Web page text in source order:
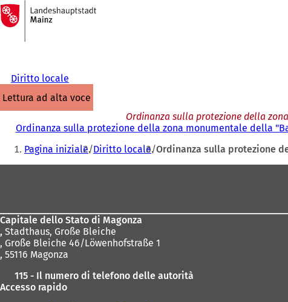
Vai al contenuto
Alla
pagina
iniziale
Diritto locale
lettura ad alta voce
Ordinanza sulla protezione della
Ordinanza sulla protezione della zona monumentale della
Siete
qui:
Pagina iniziale Diritto locale Ordinanza sulla protezione
Capitale dello Stato di Magonza
, Stadthaus, Große Bleiche
, Große Bleiche 46/Löwenhofstraße 1
, 55116 Magonza
115 - Il numero di telefono delle autorità
Accesso rapido